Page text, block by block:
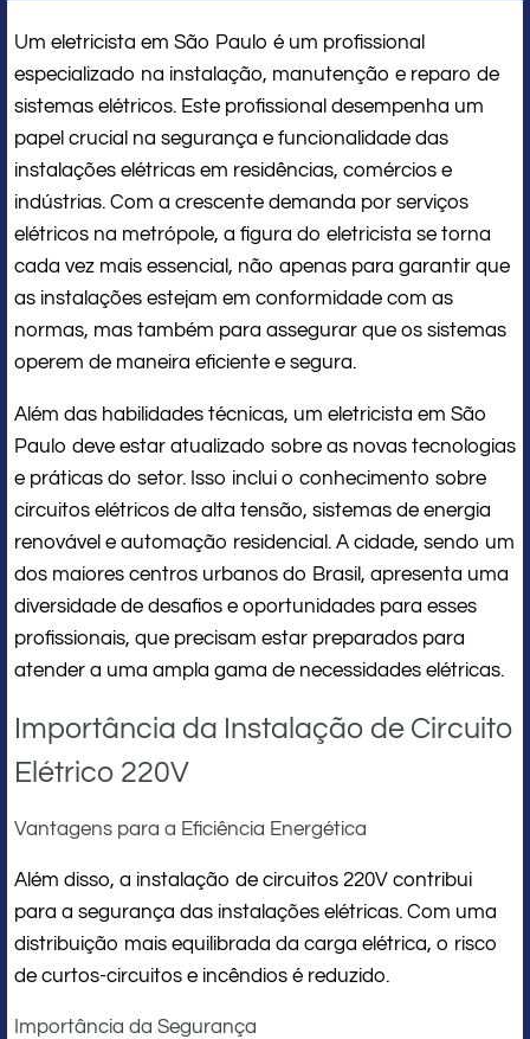
Um eletricista em São Paulo é um profissional
especializado na instalação, manutenção e reparo de
sistemas elétricos. Este profissional desempenha um
papel crucial na segurança e funcionalidade das
instalações elétricas em residências, comércios e
indústrias. Com a crescente demanda por serviços
elétricos na metrópole, a figura do eletricista se torna
cada vez mais essencial, não apenas para garantir que
as instalações estejam em conformidade com as
normas, mas também para assegurar que os sistemas
operem de maneira eficiente e segura.
Além das habilidades técnicas, um eletricista em São
Paulo deve estar atualizado sobre as novas tecnologias
e práticas do setor. Isso inclui o conhecimento sobre
circuitos elétricos de alta tensão, sistemas de energia
renovável e automação residencial. A cidade, sendo um
dos maiores centros urbanos do Brasil, apresenta uma
diversidade de desafios e oportunidades para esses
profissionais, que precisam estar preparados para
atender a uma ampla gama de necessidades elétricas.
Importância da Instalação de Circuito
Elétrico 220V
Vantagens para a Eficiência Energética
Além disso, a instalação de circuitos 220V contribui
para a segurança das instalações elétricas. Com uma
distribuição mais equilibrada da carga elétrica, o risco
de curtos-circuitos e incêndios é reduzido.
Importância da Segurança